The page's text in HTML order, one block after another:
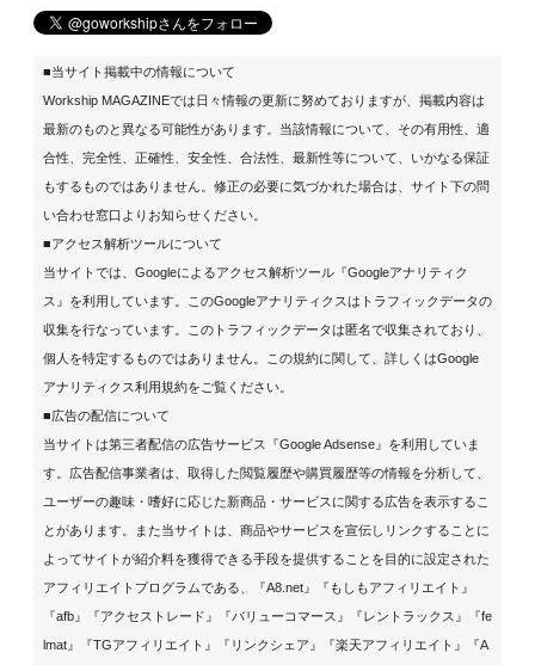
■当サイト掲載中の情報について
Workship MAGAZINEでは日々情報の更新に努めておりますが、掲載内容は
最新のものと異なる可能性があります。当該情報について、その有用性、適
合性、完全性、正確性、安全性、合法性、最新性等について、いかなる保証
もするものではありません。修正の必要に気づかれた場合は、サイト下の問
い合わせ窓口よりお知らせください。
■アクセス解析ツールについて
当サイトでは、Googleによるアクセス解析ツール『Googleアナリティク
ス』を利用しています。このGoogleアナリティクスはトラフィックデータの
収集を行なっています。このトラフィックデータは匿名で収集されており、
個人を特定するものではありません。この規約に関して、詳しくはGoogle
アナリティクス利用規約をご覧ください。
■広告の配信について
当サイトは第三者配信の広告サービス『Google Adsense』を利用していま
す。広告配信事業者は、取得した閲覧履歴や購買履歴等の情報を分析して、
ユーザーの趣味・嗜好に応じた新商品・サービスに関する広告を表示するこ
とがあります。また当サイトは、商品やサービスを宣伝しリンクすることに
よってサイトが紹介料を獲得できる手段を提供することを目的に設定された
アフィリエイトプログラムである、『A8.net』『もしもアフィリエイト』
『afb』『アクセストレード』『バリューコマース』『レントラックス』『fe
lmat』『TGアフィリエイト』『リンクシェア』『楽天アフィリエイト』『A